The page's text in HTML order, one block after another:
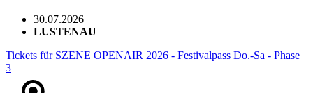
30.07.2026
LUSTENAU
Tickets für SZENE OPENAIR 2026 - Festivalpass Do.-Sa - Phase
3